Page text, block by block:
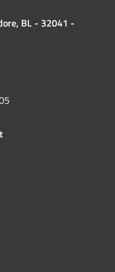
BL - 32041 -